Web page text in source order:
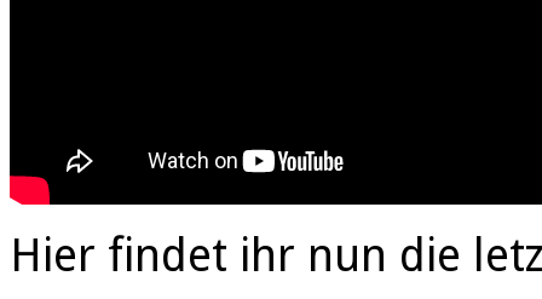
Hier findet ihr nun die